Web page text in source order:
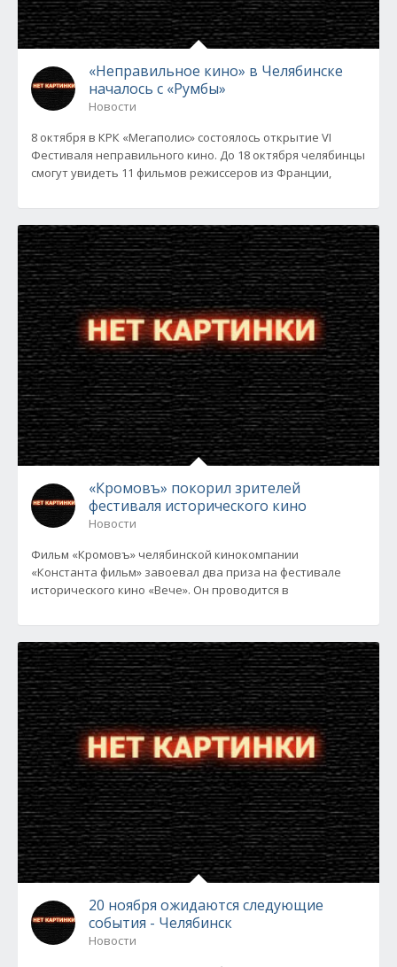
«Неправильное кино» в Челябинске
началось с «Румбы»
Новости
8 октября в КРК «Мегаполис» состоялось открытие VI
Фестиваля неправильного кино. До 18 октября челябинцы
смогут увидеть 11 фильмов режиссеров из Франции,
«Кромовъ» покорил зрителей
фестиваля исторического кино
Новости
Фильм «Кромовъ» челябинской кинокомпании
«Константа фильм» завоевал два приза на фестивале
исторического кино «Вече». Он проводится в
20 ноября ожидаются следующие
события - Челябинск
Новости